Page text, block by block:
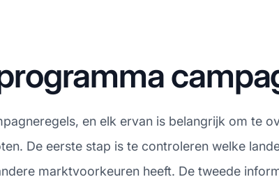
en elk ervan is belangrijk om te
De eerste stap is te controleren welke
marktvoorkeuren heeft. De tweede